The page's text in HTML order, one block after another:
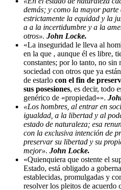
demás; y como la mayor parte
estrictamente la equidad y la
a a la incertidumbre y a la
otros». John Locke.
«La inseguridad le lleva al
en la que , aunque él es libre,
constantes; por lo tanto, no sin
sociedad con otros que ya
de estarlo con el fin de
sus posesiones, es decir, todo
genérico de «propiedad»».
«Los hombres, al entrar en
igualdad, a la libertad y al
estado de naturaleza; esa
con la exclusiva intención de
preservar su libertad y su
mejor». John Locke.
«Quienquiera que ostente el
Estado, está obligado a
establecidas, promulgadas y
resolver los pleitos de acuerdo